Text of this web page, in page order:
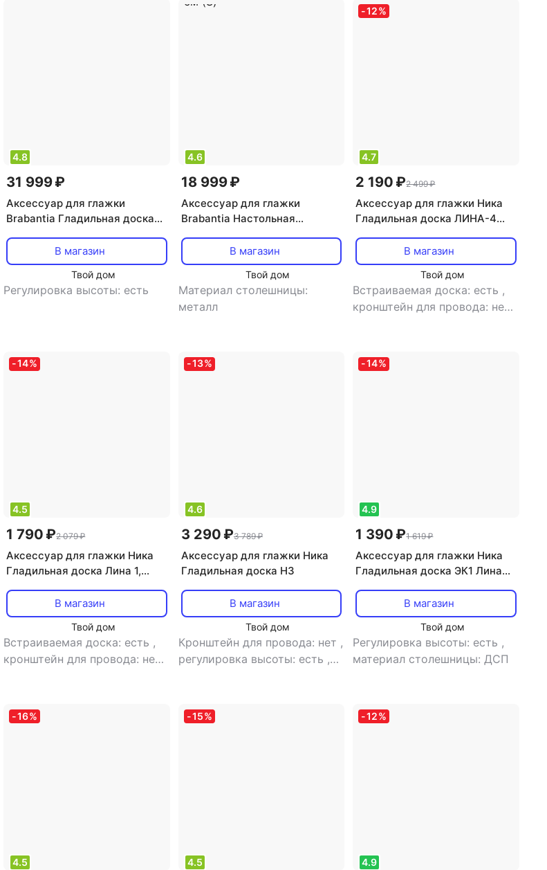
4.8
31 999 ₽
Аксессуар для глажки
Brabantia Гладильная доска
В магазин
Твой дом
Регулировка высоты: есть
4.6
18 999 ₽
Аксессуар для глажки
Brabantia Настольная
Металлизированный 95х30 см
(S)
В магазин
Твой дом
Материал столешницы:
металл
-12%
4.7
2 190 ₽2 499 ₽
Аксессуар для глажки Ника
Гладильная доска ЛИНА-4
В магазин
Твой дом
Встраиваемая доска: есть ,
кронштейн для провода: нет
регулировка высоты: есть
материал столешницы: ДСП
-14%
4.5
1 790 ₽2 079 ₽
Аксессуар для глажки Ника
Гладильная доска Лина 1,
В магазин
Твой дом
Встраиваемая доска: есть ,
кронштейн для провода: нет
металл
-13%
4.6
3 290 ₽3 789 ₽
Аксессуар для глажки Ника
Гладильная доска Н3
В магазин
Твой дом
Кронштейн для провода: нет ,
регулировка высоты: есть ,
-14%
4.9
1 390 ₽1 619 ₽
Аксессуар для глажки Ника
Гладильная доска ЭК1 Лина
В магазин
Твой дом
Регулировка высоты: есть ,
материал столешницы: ДСП
-16%
4.5
-15%
4.5
-12%
4.9